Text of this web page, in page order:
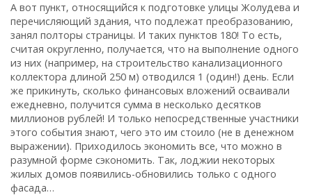
А вот пункт‚ относящийся к подготовке улицы Жолудева и
перечисляющий здания‚ что подлежат преобразованию,
занял полторы страницы. И таких пунктов 180! То есть,
считая округленно‚ получается‚ что на выполнение одного
из них (например‚ на строительство канализационного
коллектора длиной 250 м) отводился 1 (один!) день. Если
же прикинуть‚ сколько финансовых вложений осваивали
ежедневно‚ получится сумма в несколько десятков
миллионов рублей! И только непосредственные участники
этого события знают‚ чего это им стоило (не в денежном
выражении). Приходилось экономить все‚ что можно в
разумной форме сэкономить. Так‚ лоджии некоторых
жилых домов появились-обновились только с одного
фасада…